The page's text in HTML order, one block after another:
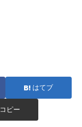
はてブ
コピー